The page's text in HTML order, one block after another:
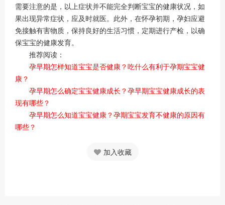
需要注意的是，以上症状并不能完全判断宝宝的健康状况，如
果出现异常症状，应及时就医。此外，在怀孕初期，孕妇应避
免接触有害物质，保持良好的生活习惯，定期进行产检，以确
保宝宝的健康发育。
推荐阅读：
孕早期怎样知道宝宝是否健康？吃什么有利于孕期宝宝健
康？
孕早期怎么确定宝宝健康成长？孕早期宝宝健康成长的表
现有哪些？
孕早期怎么知道宝宝健康？孕期宝宝发育不健康的原因有
哪些？
加入收藏